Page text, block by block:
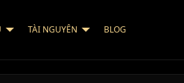
TÀI NGUYÊN BLOG